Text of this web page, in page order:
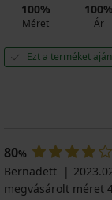
100%
Méret
100%
Ár
Ezt a terméket
80%
Bernadett
megvásárolt méret